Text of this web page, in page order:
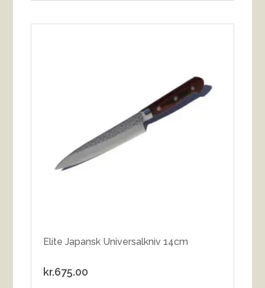
Elite Japansk Universalkniv 14cm
kr.675.00